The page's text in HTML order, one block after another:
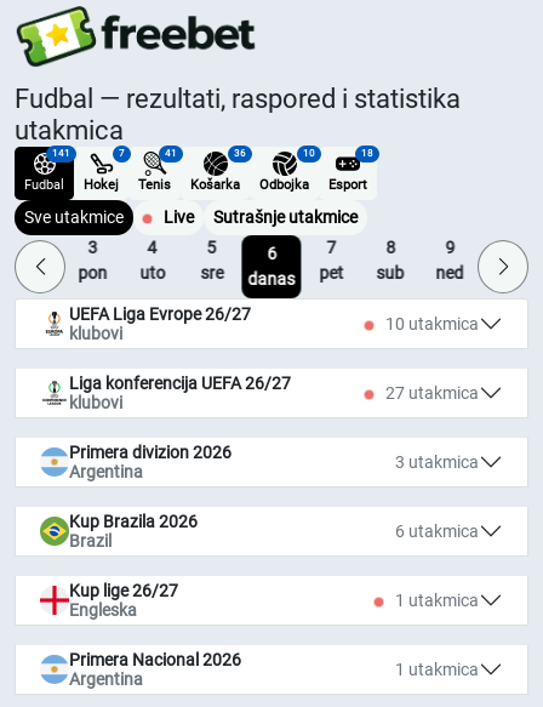
Fudbal — rezultati, raspored i statistika
utakmica
141
Fudbal
7
Hokej
41
Tenis
36
Košarka
10
Odbojka
18
Esport
Sve utakmice Live
Sutrašnje utakmice
2
ned
3
pon
4
uto
5
sre
6
danas
7
pet
8
sub
9
ned
10
pon
UEFA Liga Evrope 26/27
klubovi
10 utakmica
Liga konferencija UEFA 26/27
klubovi
27 utakmica
Primera divizion 2026
Argentina
3 utakmica
Kup Brazila 2026
Brazil
6 utakmica
Kup lige 26/27
Engleska
1 utakmica
Primera Nacional 2026
Argentina
1 utakmica